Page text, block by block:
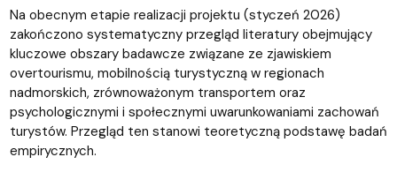
Na obecnym etapie realizacji projektu (styczeń 2026)
zakończono systematyczny przegląd literatury obejmujący
kluczowe obszary badawcze związane ze zjawiskiem
overtourismu, mobilnością turystyczną w regionach
nadmorskich, zrównoważonym transportem oraz
psychologicznymi i społecznymi uwarunkowaniami zachowań
turystów. Przegląd ten stanowi teoretyczną podstawę badań
empirycznych.